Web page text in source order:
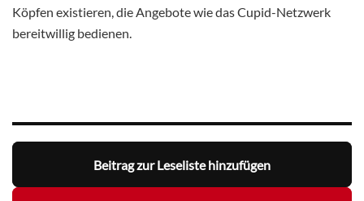
Köpfen existieren, die Angebote wie das Cupid-Netzwerk
bereitwillig bedienen.
Beitrag zur Leseliste hinzufügen